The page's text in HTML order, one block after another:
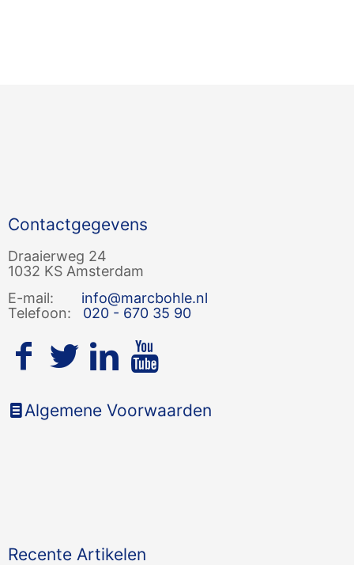
Contactgegevens
Draaierweg 24
1032 KS Amsterdam
E-mail: info@marcbohle.nl
Telefoon: 020 - 670 35 90
Algemene Voorwaarden
Recente Artikelen